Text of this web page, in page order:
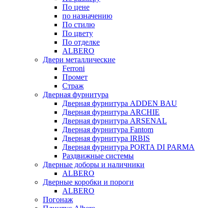
По цене
по назначению
По стилю
По цвету
По отделке
ALBERO
Двери металлические
Ferroni
Промет
Страж
Дверная фурнитура
Дверная фурнитура ADDEN BAU
Дверная фурнитура ARCHIE
Дверная фурнитура ARSENAL
Дверная фурнитура Fantom
Дверная фурнитура IRBIS
Дверная фурнитура PORTA DI PARMA
Раздвижные системы
Дверные доборы и наличники
ALBERO
Дверные коробки и пороги
ALBERO
Погонаж